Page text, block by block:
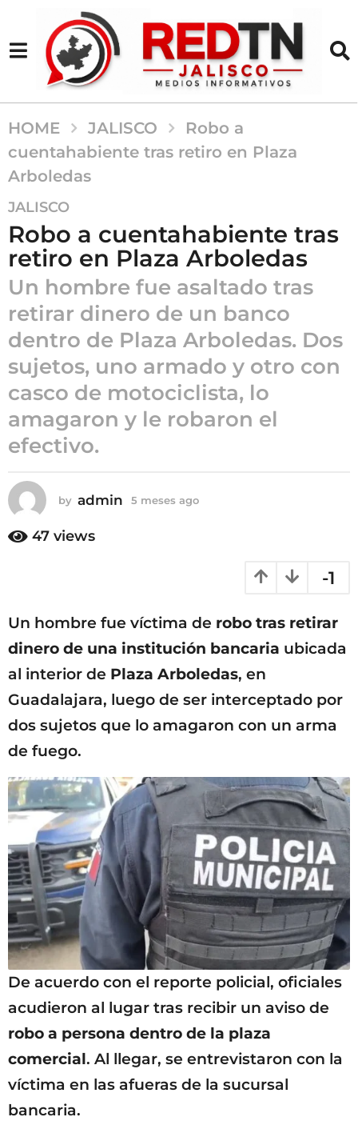
HOME JALISCO
Robo a
cuentahabiente tras retiro en Plaza
Arboledas
5
m
e
s
e
s
a
g
5
m
e
e
a
g
o
JALISCO
Robo a cuentahabiente tras
retiro en Plaza Arboledas
Un hombre fue asaltado tras
retirar dinero de un banco
dentro de Plaza Arboledas. Dos
sujetos, uno armado y otro con
casco de motociclista, lo
amagaron y le robaron el
efectivo.
by admin 5 meses ago
o
47 views
-1
Un hombre fue víctima de robo tras retirar
dinero de una institución bancaria ubicada
al interior de Plaza Arboledas, en
Guadalajara, luego de ser interceptado por
dos sujetos que lo amagaron con un arma
de fuego.
De acuerdo con el reporte policial, oficiales
acudieron al lugar tras recibir un aviso de
robo a persona dentro de la plaza
comercial. Al llegar, se entrevistaron con la
víctima en las afueras de la sucursal
bancaria.